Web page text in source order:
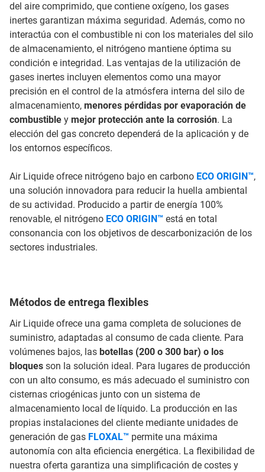
del aire comprimido, que contiene oxígeno, los gases
inertes garantizan máxima seguridad. Además, como no
interactúa con el combustible ni con los materiales del silo
de almacenamiento, el nitrógeno mantiene óptima su
condición e integridad. Las ventajas de la utilización de
gases inertes incluyen elementos como una mayor
precisión en el control de la atmósfera interna del silo de
almacenamiento, menores pérdidas por evaporación de
combustible y mejor protección ante la corrosión. La
elección del gas concreto dependerá de la aplicación y de
los entornos específicos.
Air Liquide ofrece nitrógeno bajo en carbono ECO ORIGIN™,
una solución innovadora para reducir la huella ambiental
de su actividad. Producido a partir de energía 100%
renovable, el nitrógeno ECO ORIGIN™ está en total
consonancia con los objetivos de descarbonización de los
sectores industriales.
Métodos de entrega flexibles
Air Liquide ofrece una gama completa de soluciones de
suministro, adaptadas al consumo de cada cliente. Para
volúmenes bajos, las botellas (200 o 300 bar) o los
bloques son la solución ideal. Para lugares de producción
con un alto consumo, es más adecuado el suministro con
cisternas criogénicas junto con un sistema de
almacenamiento local de líquido. La producción en las
propias instalaciones del cliente mediante unidades de
generación de gas FLOXAL™ permite una máxima
autonomía con alta eficiencia energética. La flexibilidad de
nuestra oferta garantiza una simplificación de costes y